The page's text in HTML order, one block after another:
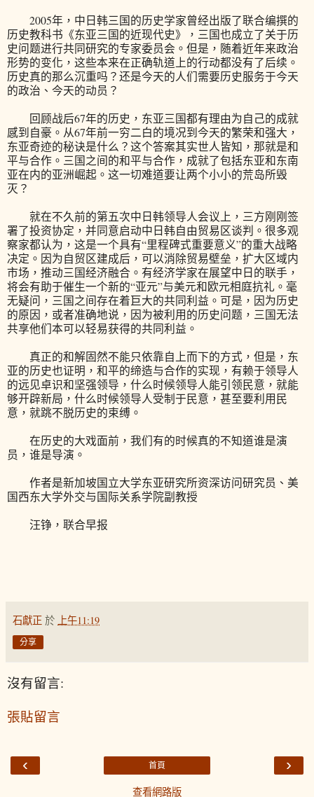
2005年，中日韩三国的历史学家曾经出版了联合编撰的
历史教科书《东亚三国的近现代史》，三国也成立了关于历
史问题进行共同研究的专家委员会。但是，随着近年来政治
形势的变化，这些本来在正确轨道上的行动都没有了后续。
历史真的那么沉重吗？还是今天的人们需要历史服务于今天
的政治、今天的动员？
回顾战后67年的历史，东亚三国都有理由为自己的成就
感到自豪。从67年前一穷二白的境况到今天的繁荣和强大，
东亚奇迹的秘诀是什么？这个答案其实世人皆知，那就是和
平与合作。三国之间的和平与合作，成就了包括东亚和东南
亚在内的亚洲崛起。这一切难道要让两个小小的荒岛所毁
灭？
就在不久前的第五次中日韩领导人会议上，三方刚刚签
署了投资协定，并同意启动中日韩自由贸易区谈判。很多观
察家都认为，这是一个具有“里程碑式重要意义”的重大战略
决定。因为自贸区建成后，可以消除贸易壁垒，扩大区域内
市场，推动三国经济融合。有经济学家在展望中日的联手，
将会有助于催生一个新的“亚元”与美元和欧元相庭抗礼。毫
无疑问，三国之间存在着巨大的共同利益。可是，因为历史
的原因，或者准确地说，因为被利用的历史问题，三国无法
共享他们本可以轻易获得的共同利益。
真正的和解固然不能只依靠自上而下的方式，但是，东
亚的历史也证明，和平的缔造与合作的实现，有赖于领导人
的远见卓识和坚强领导，什么时候领导人能引领民意，就能
够开辟新局，什么时候领导人受制于民意，甚至要利用民
意，就跳不脱历史的束缚。
在历史的大戏面前，我们有的时候真的不知道谁是演
员，谁是导演。
作者是新加坡国立大学东亚研究所资深访问研究员、美
国西东大学外交与国际关系学院副教授
汪铮，联合早报
石獻正 於 上午11:19
分享
沒有留言:
張貼留言
‹ ›
首頁
查看網路版